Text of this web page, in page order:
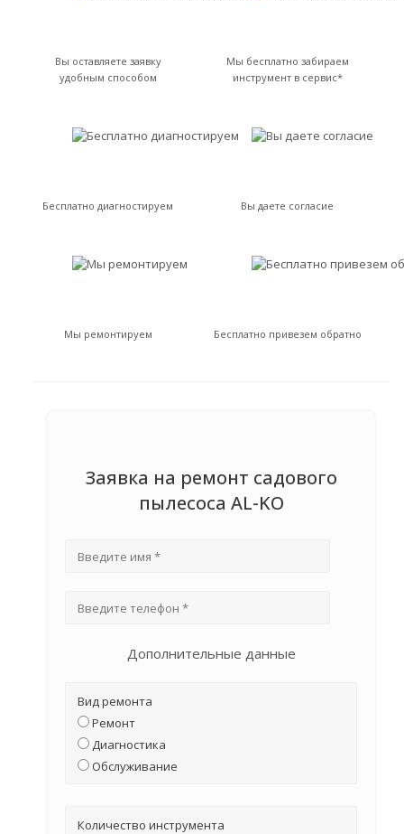
Вы оставляете заявку
удобным способом
Мы бесплатно забираем
инструмент в сервис*
Бесплатно диагностируем Вы даете согласие
Мы ремонтируем Бесплатно привезем обратно
Заявка на ремонт садового
пылесоса AL-KO
Дополнительные данные
Вид ремонта
Ремонт
Диагностика
Обслуживание
Количество инструмента